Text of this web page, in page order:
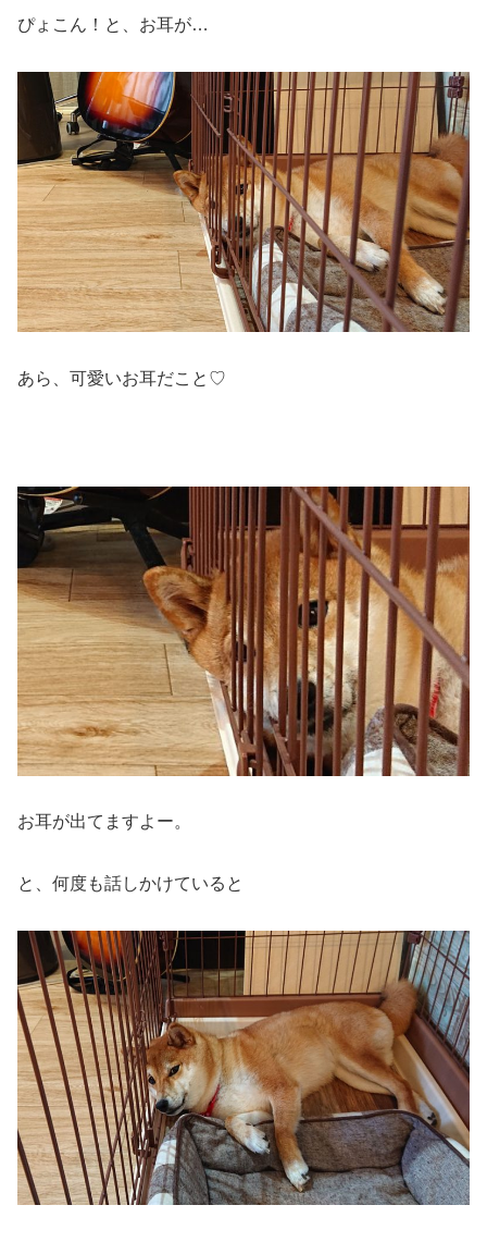
ぴょこん！と、お耳が…
あら、可愛いお耳だこと♡
お耳が出てますよー。
と、何度も話しかけていると